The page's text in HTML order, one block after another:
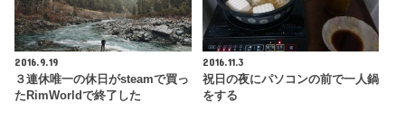
2016.9.19
３連休唯一の休日がsteamで買っ
たRimWorldで終了した
2016.11.3
祝日の夜にパソコンの前で一人鍋
をする